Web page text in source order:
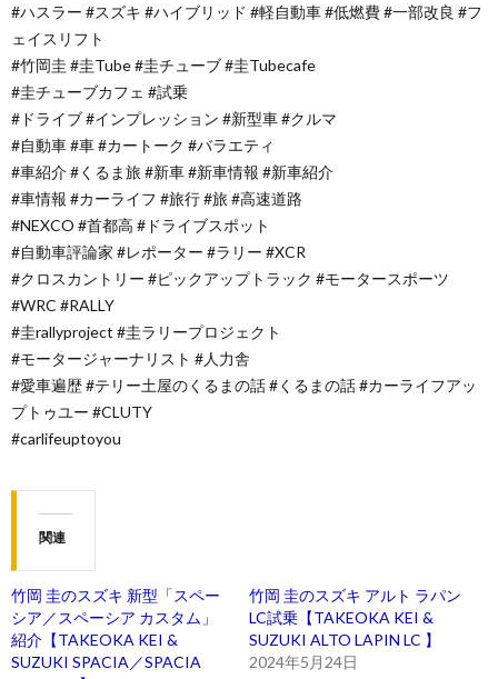
#ハスラー #スズキ #ハイブリッド #軽自動車 #低燃費 #一部改良 #フ
ェイスリフト
#竹岡圭 #圭Tube #圭チューブ #圭Tubecafe
#圭チューブカフェ #試乗
#ドライブ #インプレッション #新型車 #クルマ
#自動車 #車 #カートーク #バラエティ
#車紹介 #くるま旅 #新車 #新車情報 #新車紹介
#車情報 #カーライフ #旅行 #旅 #高速道路
#NEXCO #首都高 #ドライブスポット
#自動車評論家 #レポーター #ラリー #XCR
#クロスカントリー #ピックアップトラック #モータースポーツ
#WRC #RALLY
#圭rallyproject #圭ラリープロジェクト
#モータージャーナリスト #人力舎
#愛車遍歴 #テリー土屋のくるまの話 #くるまの話 #カーライフアッ
プトゥユー #CLUTY
#carlifeuptoyou
関連
竹岡 圭のスズキ 新型「スペー
シア／スペーシア カスタム」
紹介【TAKEOKA KEI &
SUZUKI SPACIA／SPACIA
竹岡 圭のスズキ アルト ラパン
LC試乗【TAKEOKA KEI &
SUZUKI ALTO LAPIN LC 】
2024年5月24日